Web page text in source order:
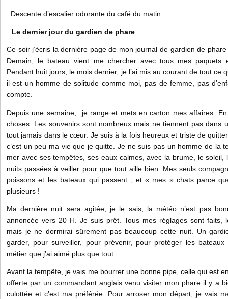
. Descente d’escalier odorante du café du matin.
Le dernier jour du gardien de phare
Ce soir j’écris la dernière page de mon journal de gardien de
Demain, le bateau vient me chercher avec tous mes paquets
Pendant huit jours, le mois dernier, je l’ai mis au courant de tout ce
il est un homme de solitude comme moi, pas de femme, pas
compte.
Depuis une semaine, je range et mets en carton mes affaires.
choses. Les souvenirs sont nombreux mais ne tiennent pas dans
tout jamais dans le cœur. Je suis à la fois heureux et triste de
c’est un peu ma vie que je quitte. Je ne suis pas un homme de la
mer avec ses tempêtes, ses eaux calmes, avec la brume, le soleil,
nuits passées à veiller pour que tout aille bien. Mes seuls
poissons et les bateaux qui passent , et « mes » chats parce
plusieurs !
Ma dernière nuit sera agitée, je le sais, la météo n’est pas
annoncée vers 20 H. Je suis prêt. Tous mes réglages sont faits,
mais je ne dormirai sûrement pas beaucoup cette nuit. Un
garder, pour surveiller, pour prévenir, pour protéger les bateaux
métier que j’ai aimé plus que tout.
Avant la tempête, je vais me bourrer une bonne pipe, celle qui est
offerte par un commandant anglais venu visiter mon phare il y a
culottée et c’est ma préférée. Pour arroser mon départ, je vais